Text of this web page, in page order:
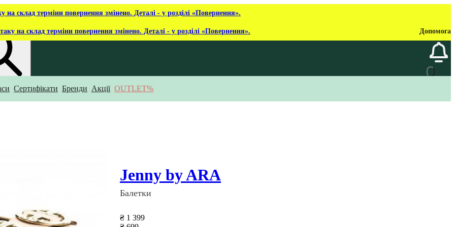
на склад терміни повернення змінено. Деталі - у розділі «Повернення».
на склад терміни повернення змінено. Деталі - у розділі «Повернення». Допомога
Сертифікати Бренди Акції OUTLET%
Jenny by ARA
Балетки
₴ 1 399